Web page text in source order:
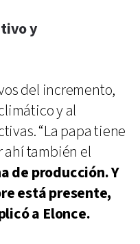
y
del incremento,
y al
“La papa tiene
ahí también el
de producción. Y
está presente,
a Elonce.